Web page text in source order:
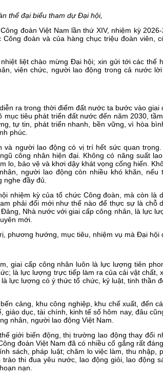
thể đại biểu tham dự Đại hội,
đoàn Việt Nam lần thứ XIV, nhiệm kỳ
đoàn và của hàng chục triệu đoàn viên,
liệt chào mừng Đại hội; xin gửi tới các thế
viên chức, người lao động trong cả nước
ra trong thời điểm đất nước ta bước vào giai
tiêu phát triển đất nước đến năm 2030,
tự tin, phát triển nhanh, bền vững, vì hòa
phúc.
và người lao động có vị trí hết sức quan
công nhân hiện đại. Không có năng suất
lo, bảo vệ và khơi dậy khát vọng cống hiến.
người lao động còn nhiều khó khăn, nếu
đầy đủ.
nhiệm kỳ của tổ chức Công đoàn, mà còn là
phải đổi mới như thế nào để thực sự là chỗ
Nhà nước với giai cấp công nhân, là lực
mới.
phương hướng, mục tiêu, nhiệm vụ mà Đại hội
giai cấp công nhân luôn là lực lượng tiên
là lực lượng trực tiếp làm ra của cải vật chất,
lực lượng có ý thức tổ chức, kỷ luật, tinh thần
cảng, khu công nghiệp, khu chế xuất, đến
giáo dục, tài chính, kinh tế số hôm nay, đâu
nhân, người lao động Việt Nam.
giới biến động, thị trường lao động thay đổi
đoàn Việt Nam đã có nhiều cố gắng rất
sách, pháp luật; chăm lo việc làm, thu nhập,
thi đua yêu nước, lao động giỏi, lao động
nạn.